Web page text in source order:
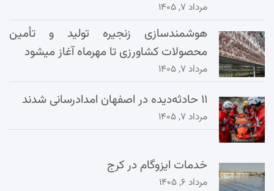
مرداد ۷, ۱۴۰۵
هوشمندسازی زنجیره تولید و تأمین
محصولات کشاورزی تا مهرماه آغاز میشود
مرداد ۷, ۱۴۰۵
۱۱ حادثه‌دیده در اصفهان امدادرسانی شدند
مرداد ۷, ۱۴۰۵
خدمات ایزوگام در کرج
مرداد ۶, ۱۴۰۵